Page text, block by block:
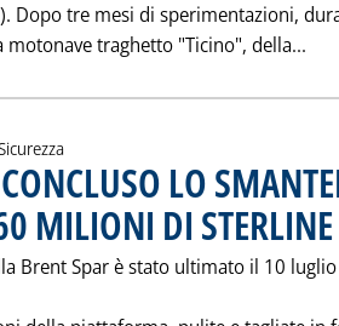
Dopo tre mesi di sperimentazioni,
traghetto "Ticino", della...
LO
MILIONI DI STERLINE
Brent Spar è stato ultimato il 10 luglio